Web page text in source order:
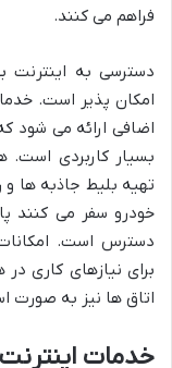
فراهم می کنند.
امکان پذیر است.
اضافی ارائه می شود
بسیار کاربردی است.
تهیه بلیط جاذبه ها
خودرو سفر می کنند
دسترس است.
برای نیازهای کاری
اتاق ها نیز به صورت
خدمات